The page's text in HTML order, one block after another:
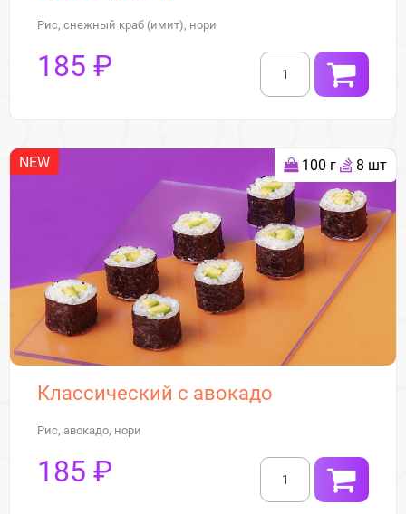
Рис, снежный краб (имит), нори
185 ₽
NEW
Классический с авокадо
100 г 8 шт
Рис, авокадо, нори
185 ₽